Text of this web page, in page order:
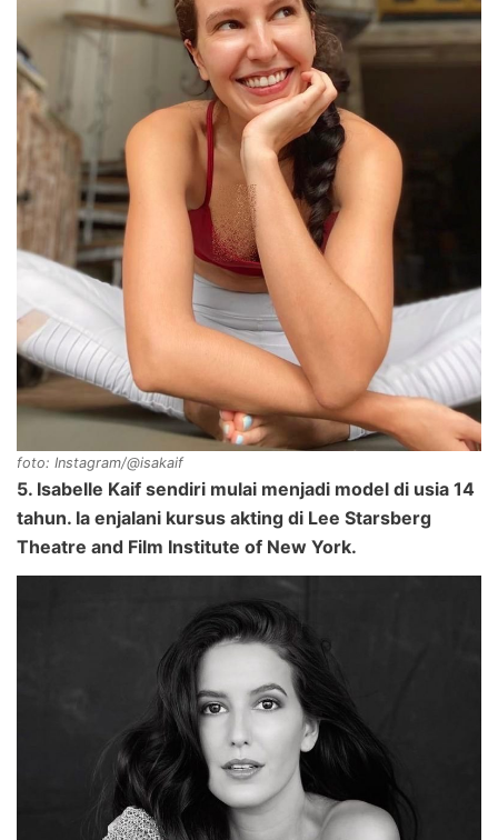
foto: Instagram/@isakaif
5. Isabelle Kaif sendiri mulai menjadi model di usia 14
tahun. Ia enjalani kursus akting di Lee Starsberg
Theatre and Film Institute of New York.